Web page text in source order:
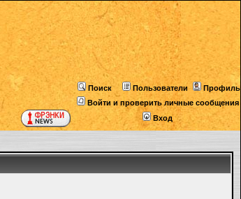
Поиск Пользователи
Профиль
Войти и проверить личные сообщения
Вход